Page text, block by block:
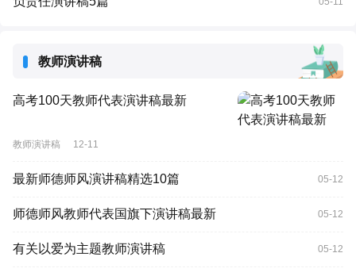
教师演讲稿
高考100天教师代表演讲稿最新
教师演讲稿 12-11
最新师德师风演讲稿精选10篇 05-12
师德师风教师代表国旗下演讲稿最新 05-12
有关以爱为主题教师演讲稿 05-12